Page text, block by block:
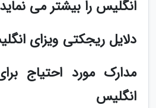
انگلیس را بیشتر می
دلایل ریجکتی ویزای
مدارک مورد احتیاج
انگلیس